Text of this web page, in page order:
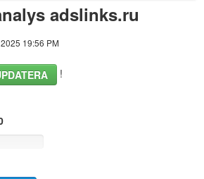
Insights adslinks.ru
19:56 PM
!